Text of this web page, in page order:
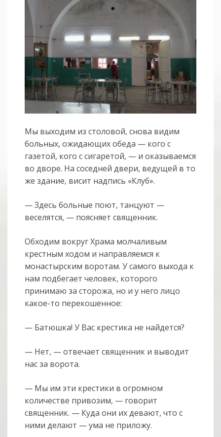
Мы выходим из столовой, снова видим
больных, ожидающих обеда — кого с
газетой, кого с сигаретой, — и оказываемся
во дворе. На соседней двери, ведущей в то
же здание, висит надпись «Клуб».
— Здесь больные поют, танцуют —
веселятся, — поясняет священник.
Обходим вокруг Храма молчаливым
крестным ходом и направляемся к
монастырским воротам. У самого выхода к
нам подбегает человек, которого
принимаю за сторожа, но и у него лицо
какое-то перекошенное:
— Батюшка! У Вас крестика не найдется?
— Нет, — отвечает священник и выводит
нас за ворота.
— Мы им эти крестики в огромном
количестве привозим, — говорит
священник. — Куда они их девают, что с
ними делают — ума не приложу.